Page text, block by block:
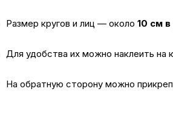
Размер кругов и лиц — около 10 см
Для удобства их можно наклеить на
На обратную сторону можно